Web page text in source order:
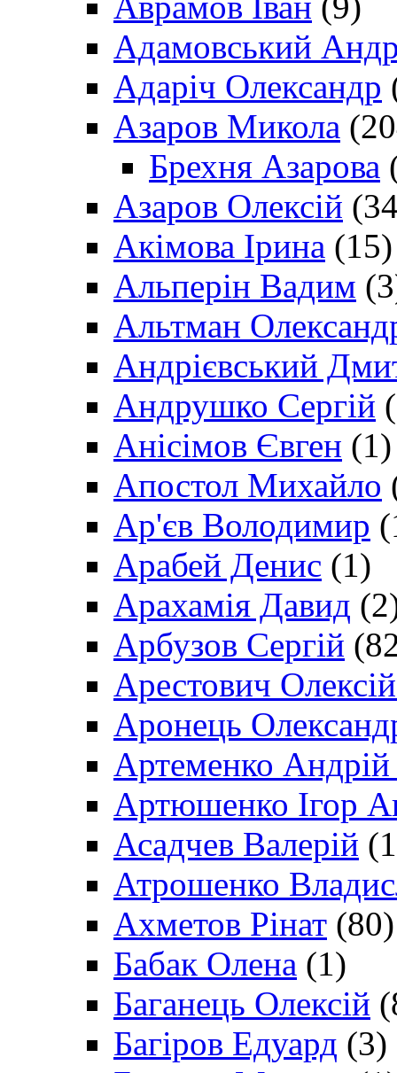
Адамовський
Адаріч Олександр
Азаров Микола
Брехня Азарова
Азаров Олексій
Акімова Ірина (15)
Альперін Вадим
Альтман
Андрієвський
Андрушко Сергій
Анісімов Євген (1)
Апостол Михайло
Ар'єв Володимир
Арабей Денис (1)
Арахамія Давид
Арбузов Сергій
Арестович
Аронець
Артеменко Андрій
Артюшенко Ігор
Асадчев Валерій
Атрошенко
Ахметов Рінат (80)
Бабак Олена (1)
Баганець Олексій
Багіров Едуард (3)